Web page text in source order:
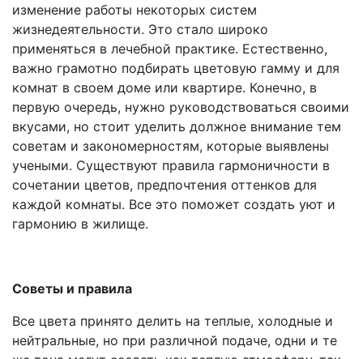
изменение работы некоторых систем
жизнедеятельности. Это стало широко
применяться в лечебной практике. Естественно,
важно грамотно подбирать цветовую гамму и для
комнат в своем доме или квартире. Конечно, в
первую очередь, нужно руководствоваться своими
вкусами, но стоит уделить должное внимание тем
советам и закономерностям, которые выявлены
учеными. Существуют правила гармоничности в
сочетании цветов, предпочтения оттенков для
каждой комнаты. Все это поможет создать уют и
гармонию в жилище.
Советы и правила
Все цвета принято делить на теплые, холодные и
нейтральные, но при различной подаче, одни и те